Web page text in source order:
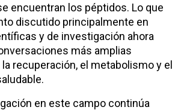
encuentran los péptidos. Lo que
discutido principalmente en
y de investigación ahora
más amplias
recuperación, el metabolismo y el
en este campo continúa